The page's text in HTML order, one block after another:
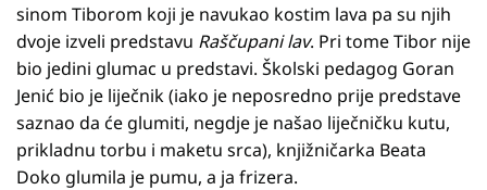
sinom Tiborom koji je navukao kostim lava pa su njih
dvoje izveli predstavu Raščupani lav. Pri tome Tibor nije
bio jedini glumac u predstavi. Školski pedagog Goran
Jenić bio je liječnik (iako je neposredno prije predstave
saznao da će glumiti, negdje je našao liječničku kutu,
prikladnu torbu i maketu srca), knjižničarka Beata
Doko glumila je pumu, a ja frizera.